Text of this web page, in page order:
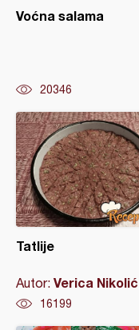
Voćna salama
20346
Tatlije
Autor: Verica Nikolić
16199